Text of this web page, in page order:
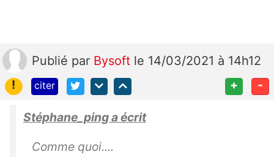
Publié par Bysoft le 14/03/2021 à 14h12
!
citer + -
Stéphane_ping a écrit
Comme quoi....